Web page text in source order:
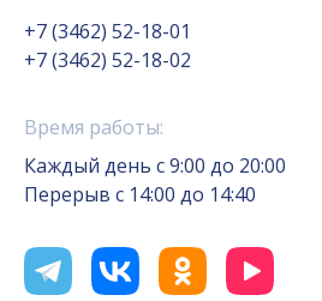
+7 (3462) 52-18-01
+7 (3462) 52-18-02
Время работы:
Каждый день с 9:00 до 20:00
Перерыв с 14:00 до 14:40